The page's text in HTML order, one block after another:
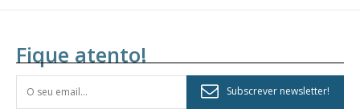
Fique atento!
Subscrever newsletter!